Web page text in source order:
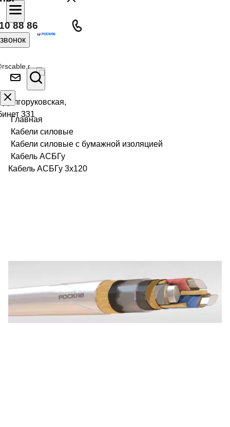
88 86
331
Главная
Кабели силовые
Кабели силовые с бумажной изоляцией
Кабель АСБГу
Кабель АСБГу 3х120